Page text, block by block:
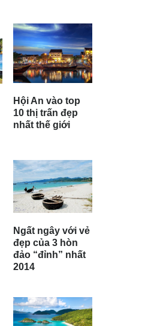
Hội An vào top
10 thị trấn đẹp
nhất thế giới
Ngất ngây với vẻ
đẹp của 3 hòn
đảo “đỉnh” nhất
2014